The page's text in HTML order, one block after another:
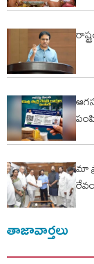
మా
తాజావార్తలు